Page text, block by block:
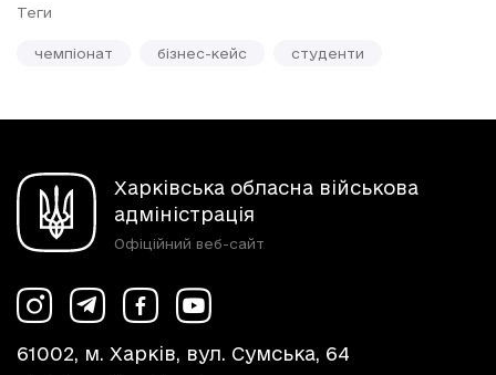
Теги
чемпіонат бізнес-кейс студенти
Харківська обласна військова
адміністрація
Офіційний веб-сайт
61002, м. Харків, вул. Сумська, 64